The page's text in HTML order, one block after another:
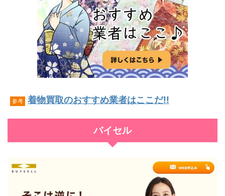
参考 着物買取のおすすめ業者はここだ!!
バイセル